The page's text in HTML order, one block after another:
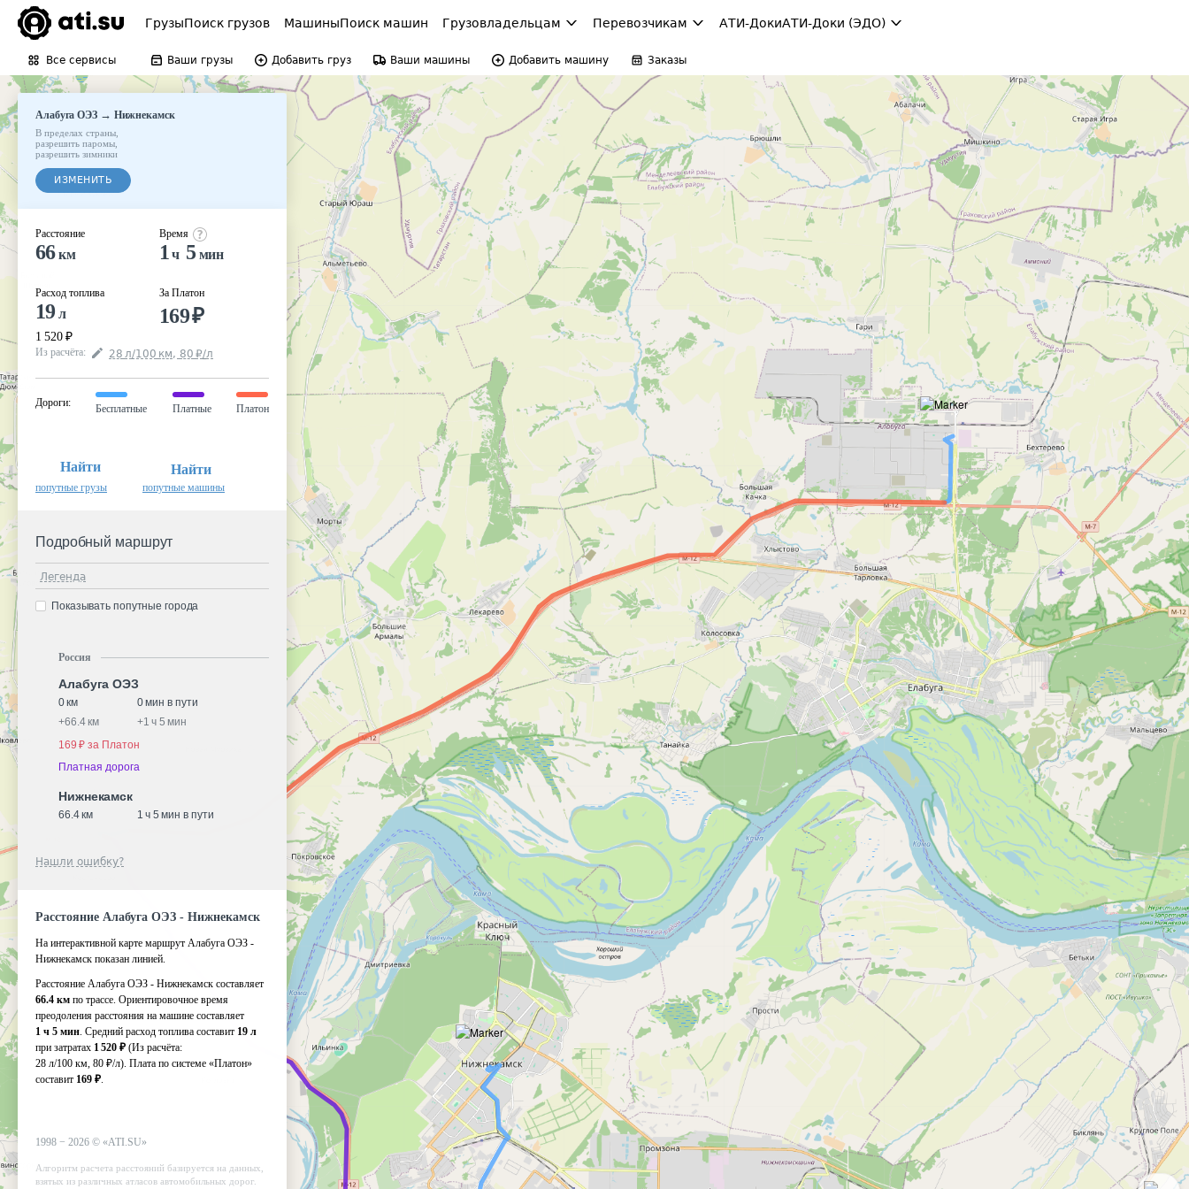
ГрузыПоиск грузов МашиныПоиск машин Грузовладельцам Перевозчикам АТИ-ДокиАТИ-Доки (ЭДО)
Все сервисы Ваши грузы Добавить груз Ваши машины Добавить машину Заказы
Алабуга ОЭЗ→ Нижнекамск
В пределах страны
разрешить паромы
разрешить зимники
ИЗМЕНИТЬ
Расстояние
66км
Расход топлива
19л
1 520 ₽
Время
1 ч 5 мин
За Платон
169₽
Из расчёта: 28 л/100 км, 80 ₽/л
Дороги:
Бесплатные Платные Платон
Найти
попутные грузы
Найти
попутные машины
Подробный маршрут
Легенда
Показывать попутные города
Россия
Алабуга ОЭЗ
0 км
0 мин в пути
+66.4 км +1 ч 5 мин
169 ₽ за Платон
Платная дорога
Нижнекамск
66.4 км 1 ч 5 мин в пути
Нашли ошибку?
Расстояние Алабуга ОЭЗ - Нижнекамск
На интерактивной карте маршрут Алабуга ОЭЗ -
Нижнекамск показан линией.
Расстояние Алабуга ОЭЗ - Нижнекамск составляет
66.4 км по трассе. Ориентировочное время
преодоления расстояния на машине составляет
1 ч 5 мин. Средний расход топлива составит 19 л
при затратах 1 520 ₽ (Из расчёта:
28 л/100 км, 80 ₽/л). Плата по системе «Платон»
составит 169 ₽.
1998 − 2026 © «ATI.SU»
Алгоритм расчета расстояний базируется на данных,
взятых из различных атласов автомобильных дорог.